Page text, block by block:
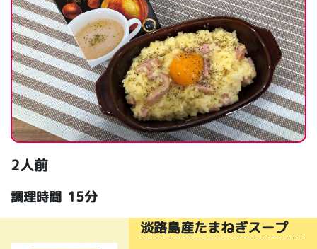
2人前
調理時間 15分
淡路島産たまねぎスープ